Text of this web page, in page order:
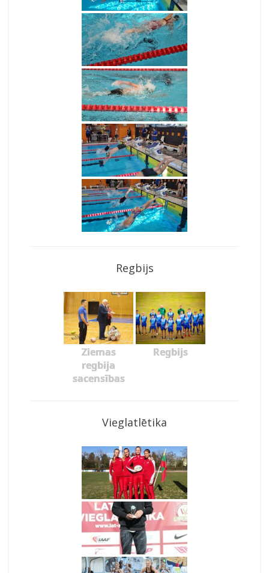
Regbijs
Ziemas
regbija
sacensības
Regbijs
Vieglatlētika